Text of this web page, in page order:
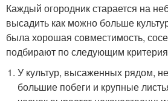
Каждый огородник старается на
высадить как можно больше
была хорошая совместимость,
подбирают по следующим
У культур, высаженных рядом,
большие побеги и крупные